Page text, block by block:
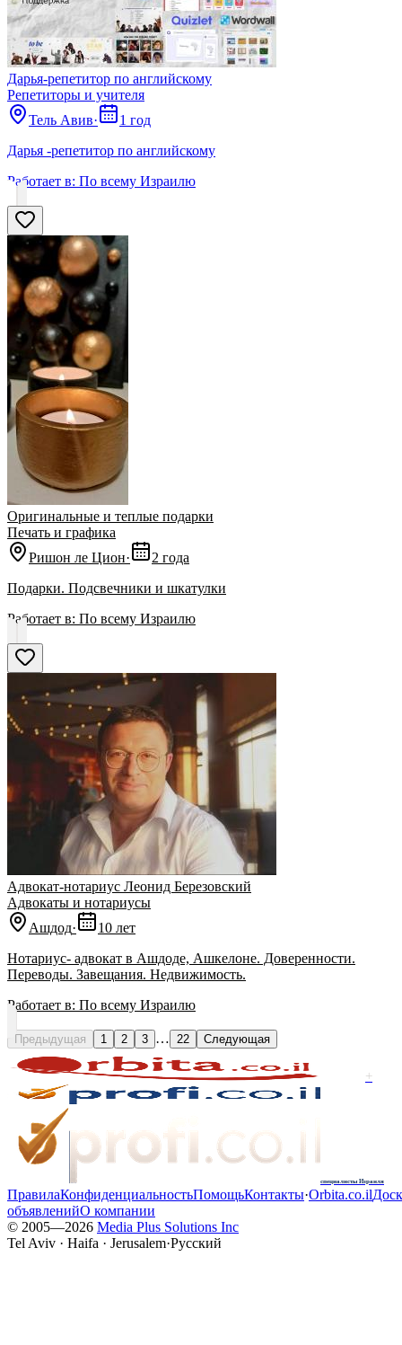
Дарья-репетитор по английскому
Репетиторы и учителя
Тель Авив·
1 год
Дарья -репетитор по английскому
Работает в: По всему Израилю
Оригинальные и теплые подарки
Печать и графика
Ришон ле Цион·
2 года
Подарки. Подсвечники и шкатулки
Работает в: По всему Израилю
Адвокат-нотариус Леонид Березовский
Адвокаты и нoтариусы
Ашдод·
10 лет
Нотариус- адвокат в Ашдоде, Ашкелоне. Доверенности.
Переводы. Завещания. Недвижимость.
Работает в: По всему Израилю
Предыдущая 1 2 3 … 22 Следующая
+
специалисты Израиля
ПравилаКонфиденциальностьПомощьКонтакты·Orbita.co.il
объявленийО компании
© 2005—2026 Media Plus Solutions Inc
Tel Aviv · Haifa · Jerusalem·Русский